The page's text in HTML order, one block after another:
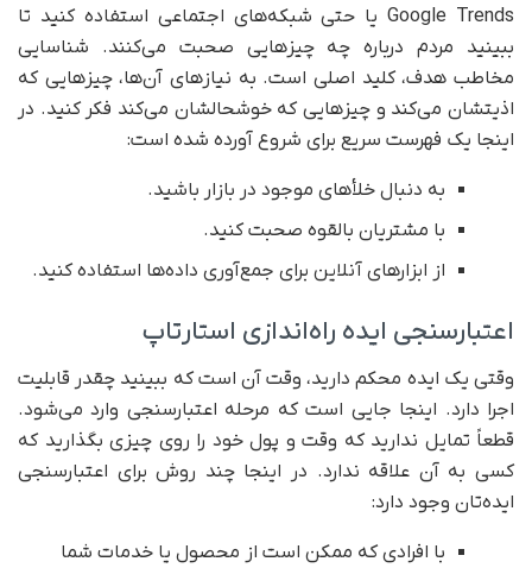
Google Trends یا حتی شبکه‌های اجتماعی استفاده کنید تا
ببینید مردم درباره چه چیزهایی صحبت می‌کنند. شناسایی
مخاطب هدف، کلید اصلی است. به نیازهای آن‌ها، چیزهایی که
اذیتشان می‌کند و چیزهایی که خوشحالشان می‌کند فکر کنید. در
اینجا یک فهرست سریع برای شروع آورده شده است:
به دنبال خلأهای موجود در بازار باشید.
با مشتریان بالقوه صحبت کنید.
از ابزارهای آنلاین برای جمع‌آوری داده‌ها استفاده کنید.
اعتبارسنجی ایده راه‌اندازی استارتاپ
وقتی یک ایده محکم دارید، وقت آن است که ببینید چقدر قابلیت
اجرا دارد. اینجا جایی است که مرحله اعتبارسنجی وارد می‌شود.
قطعاً تمایل ندارید که وقت و پول خود را روی چیزی بگذارید که
کسی به آن علاقه ندارد. در اینجا چند روش برای اعتبارسنجی
ایده‌تان وجود دارد:
با افرادی که ممکن است از محصول یا خدمات شما